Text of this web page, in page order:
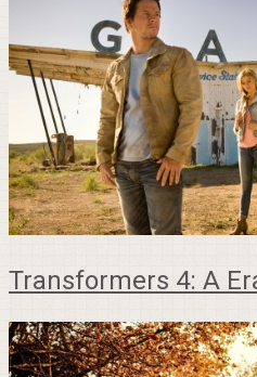
Transformers 4: A